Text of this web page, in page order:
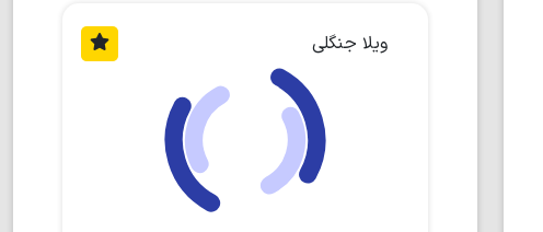
ویلا جنگلی